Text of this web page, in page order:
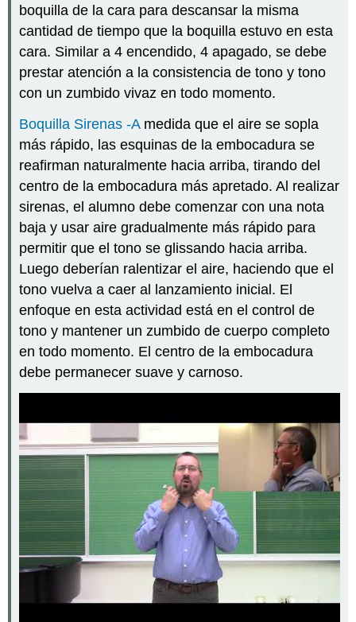
boquilla de la cara para descansar la misma
cantidad de tiempo que la boquilla estuvo en esta
cara. Similar a 4 encendido, 4 apagado, se debe
prestar atención a la consistencia de tono y tono
con un zumbido vivaz en todo momento.
Boquilla Sirenas -Amedida que el aire se sopla
más rápido, las esquinas de la embocadura se
reafirman naturalmente hacia arriba, tirando del
centro de la embocadura más apretado. Al realizar
sirenas, el alumno debe comenzar con una nota
baja y usar aire gradualmente más rápido para
permitir que el tono se glissando hacia arriba.
Luego deberían ralentizar el aire, haciendo que el
tono vuelva a caer al lanzamiento inicial. El
enfoque en esta actividad está en el control de
tono y mantener un zumbido de cuerpo completo
en todo momento. El centro de la embocadura
debe permanecer suave y carnoso.